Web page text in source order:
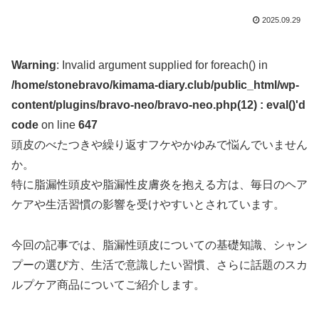
2025.09.29
Warning: Invalid argument supplied for foreach() in
/home/stonebravo/kimama-diary.club/public_html/wp-
content/plugins/bravo-neo/bravo-neo.php(12) : eval()'d
code on line 647
頭皮のべたつきや繰り返すフケやかゆみで悩んでいません
か。
特に脂漏性頭皮や脂漏性皮膚炎を抱える方は、毎日のヘア
ケアや生活習慣の影響を受けやすいとされています。
今回の記事では、脂漏性頭皮についての基礎知識、シャン
プーの選び方、生活で意識したい習慣、さらに話題のスカ
ルプケア商品についてご紹介します。